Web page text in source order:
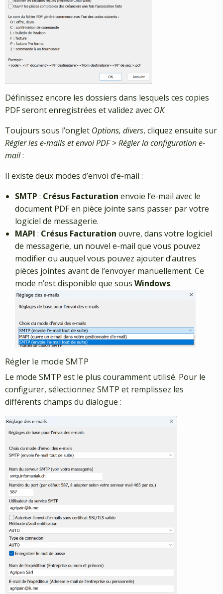
Définissez encore les dossiers dans lesquels ces copies
PDF seront enregistrées et validez avec OK.
Toujours sous l’onglet Options, divers, cliquez ensuite sur
Régler les e-mails et envoi PDF>Régler la configuration e-
mail:
Il existe deux modes d’envoi d’e-mail :
SMTP : Crésus Facturation envoie l’e-mail avec le
document PDF en pièce jointe sans passer par votre
logiciel de messagerie.
MAPI : Crésus Facturation ouvre, dans votre logiciel
de messagerie, un nouvel e-mail que vous pouvez
modifier ou auquel vous pouvez ajouter d’autres
pièces jointes avant de l’envoyer manuellement. Ce
mode n’est disponible que sous Windows.
Régler le mode SMTP
Le mode SMTP est le plus couramment utilisé. Pour le
configurer, sélectionnez SMTP et remplissez les
différents champs du dialogue :